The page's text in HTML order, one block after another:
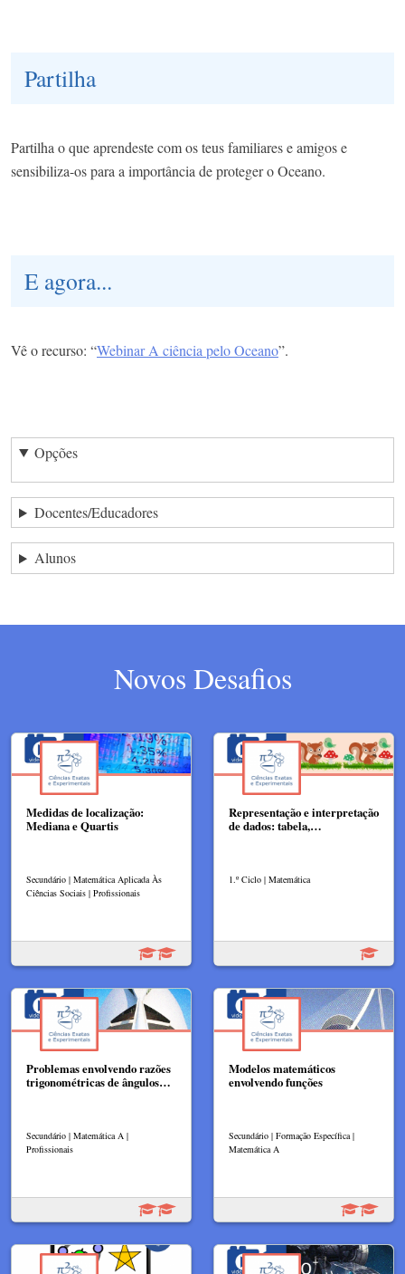
Partilha
Partilha o que aprendeste com os teus familiares e amigos e
sensibiliza-os para a importância de proteger o Oceano.
E agora...
Vê o recurso: “Webinar A ciência pelo Oceano”.
Opções
Docentes/Educadores
Alunos
Novos Desafios
Medidas de localização:
Mediana e Quartis
Secundário | Matemática Aplicada Às
Ciências Sociais | Profissionais
Representação e interpretação
de dados: tabela,…
1.º Ciclo | Matemática
Problemas envolvendo razões
trigonométricas de ângulos…
Secundário | Matemática A |
Profissionais
Modelos matemáticos
envolvendo funções
Secundário | Formação Específica |
Matemática A